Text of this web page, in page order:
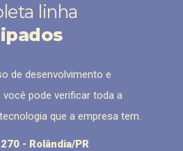
linha
de desenvolvimento e
pode verificar toda a
que a empresa tem.
- Rolândia/PR